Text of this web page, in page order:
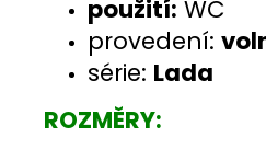
použití: WC
provedení:
série: Lada
ROZMĚRY: